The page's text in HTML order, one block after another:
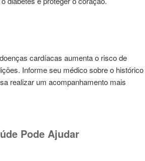
cardíacas aumenta o risco de
Informe seu médico sobre o histórico
realizar um acompanhamento mais
Pode Ajudar